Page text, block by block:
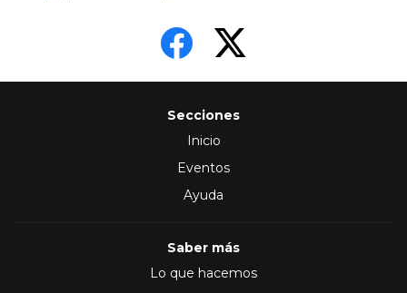
Secciones
Inicio
Eventos
Ayuda
Saber más
Lo que hacemos